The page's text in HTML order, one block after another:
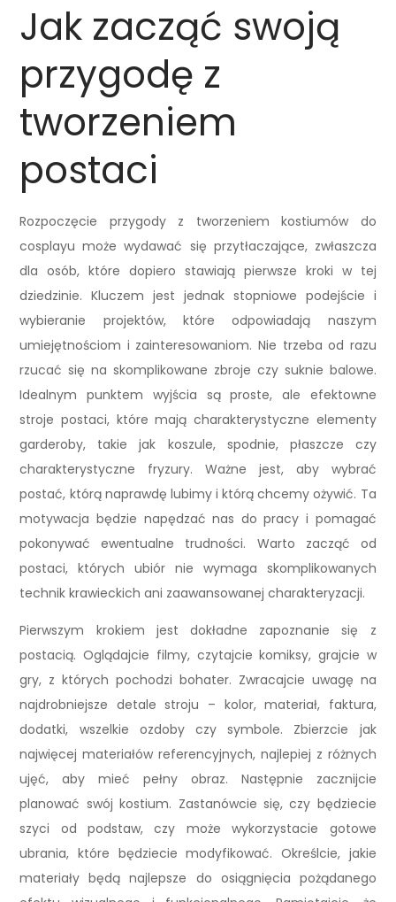
Jak zacząć swoją
przygodę z
tworzeniem
postaci
Rozpoczęcie przygody z tworzeniem kostiumów do
cosplayu może wydawać się przytłaczające, zwłaszcza
dla osób, które dopiero stawiają pierwsze kroki w tej
dziedzinie. Kluczem jest jednak stopniowe podejście i
wybieranie projektów, które odpowiadają naszym
umiejętnościom i zainteresowaniom. Nie trzeba od razu
rzucać się na skomplikowane zbroje czy suknie balowe.
Idealnym punktem wyjścia są proste, ale efektowne
stroje postaci, które mają charakterystyczne elementy
garderoby, takie jak koszule, spodnie, płaszcze czy
charakterystyczne fryzury. Ważne jest, aby wybrać
postać, którą naprawdę lubimy i którą chcemy ożywić. Ta
motywacja będzie napędzać nas do pracy i pomagać
pokonywać ewentualne trudności. Warto zacząć od
postaci, których ubiór nie wymaga skomplikowanych
technik krawieckich ani zaawansowanej charakteryzacji.
Pierwszym krokiem jest dokładne zapoznanie się z
postacią. Oglądajcie filmy, czytajcie komiksy, grajcie w
gry, z których pochodzi bohater. Zwracajcie uwagę na
najdrobniejsze detale stroju – kolor, materiał, faktura,
dodatki, wszelkie ozdoby czy symbole. Zbierzcie jak
najwięcej materiałów referencyjnych, najlepiej z różnych
ujęć, aby mieć pełny obraz. Następnie zacznijcie
planować swój kostium. Zastanówcie się, czy będziecie
szyci od podstaw, czy może wykorzystacie gotowe
ubrania, które będziecie modyfikować. Określcie, jakie
materiały będą najlepsze do osiągnięcia pożądanego